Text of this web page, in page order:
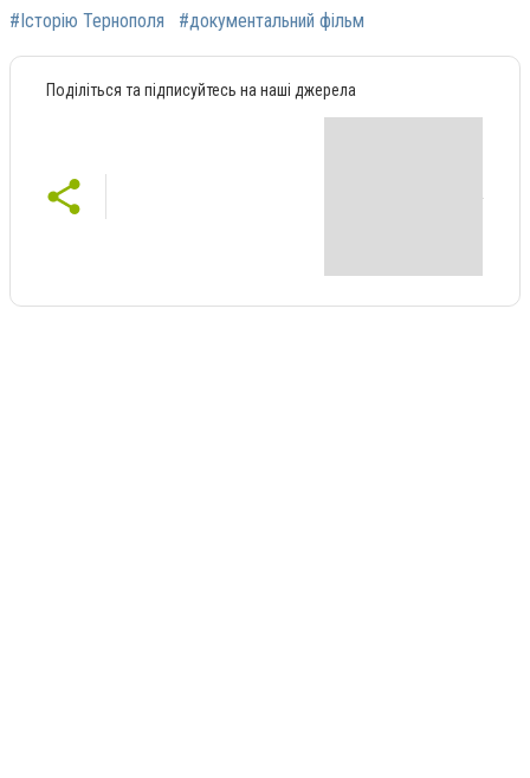
#Історію Тернополя #документальний фільм
Поділіться та підписуйтесь на наші джерела